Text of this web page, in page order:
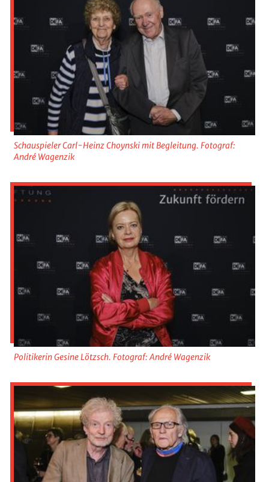
Schauspieler Carl-Heinz Choynski mit Begleitung. Fotograf:
André Wagenzik
Politikerin Gesine Lötzsch. Fotograf: André Wagenzik